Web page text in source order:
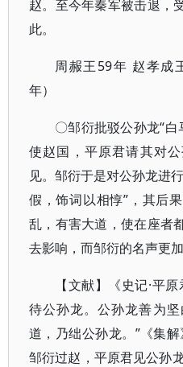
赵。至今年秦军被击退，
此。
周赧王59年 赵孝成
年）
〇邹衍批驳公孙龙“
使赵国，平原君请其对
见。邹衍于是对公孙龙进
假，饰词以相惇”，其后
乱，有害大道，使在座者
去影响，而邹衍的名声更加
【文献】《史记·平
待公孙龙。公孙龙善为
道，乃绌公孙龙。”《集
邹衍过赵，平原君见公孙